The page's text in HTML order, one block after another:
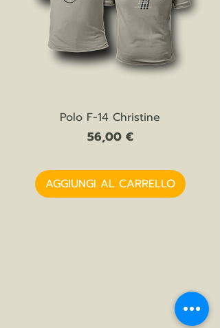
Polo F-14 Christine
Prezzo
56,00 €
AGGIUNGI AL CARRELLO